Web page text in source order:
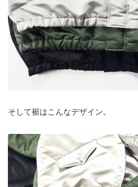
そして裾はこんなデザイン。